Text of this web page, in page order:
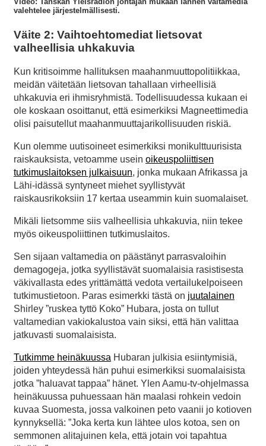
valehtelee järjestelmällisesti.
Väite 2: Vaihtoehtomediat lietsovat
valheellisia uhkakuvia
Kun kritisoimme hallituksen maahanmuuttopolitiikkaa,
meidän väitetään lietsovan tahallaan virheellisiä
uhkakuvia eri ihmisryhmistä. Todellisuudessa kukaan ei
ole koskaan osoittanut, että esimerkiksi Magneettimedia
olisi paisutellut maahanmuuttajarikollisuuden riskiä.
Kun olemme uutisoineet esimerkiksi monikulttuurisista
raiskauksista, vetoamme usein oikeuspoliittisen
tutkimuslaitoksen julkaisuun, jonka mukaan Afrikassa ja
Lähi-idässä syntyneet miehet syyllistyvät
raiskausrikoksiin 17 kertaa useammin kuin suomalaiset.
Mikäli lietsomme siis valheellisia uhkakuvia, niin tekee
myös oikeuspoliittinen tutkimuslaitos.
Sen sijaan valtamedia on päästänyt parrasvaloihin
demagogeja, jotka syyllistävät suomalaisia rasistisesta
väkivallasta edes yrittämättä vedota vertailukelpoiseen
tutkimustietoon. Paras esimerkki tästä on juutalainen
Shirley ”ruskea tyttö Koko” Hubara, josta on tullut
valtamedian vakiokalustoa vain siksi, että hän valittaa
jatkuvasti suomalaisista.
Tutkimme heinäkuussa Hubaran julkisia esiintymisiä,
joiden yhteydessä hän puhui esimerkiksi suomalaisista
jotka ”haluavat tappaa” hänet. Ylen Aamu-tv-ohjelmassa
heinäkuussa puhuessaan hän maalasi rohkein vedoin
kuvaa Suomesta, jossa valkoinen peto vaanii jo kotioven
kynnyksellä: ”Joka kerta kun lähtee ulos kotoa, sen on
semmonen alitajuinen kela, että jotain voi tapahtua